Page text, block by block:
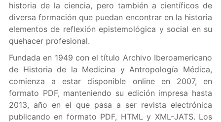
historia de la ciencia, pero también a científicos de
diversa formación que puedan encontrar en la historia
elementos de reflexión epistemológica y social en su
quehacer profesional.
Fundada en 1949 con el título Archivo Iberoamericano
de Historia de la Medicina y Antropología Médica,
comienza a estar disponible online en 2007, en
formato PDF, manteniendo su edición impresa hasta
2013, año en el que pasa a ser revista electrónica
publicando en formato PDF, HTML y XML-JATS. Los